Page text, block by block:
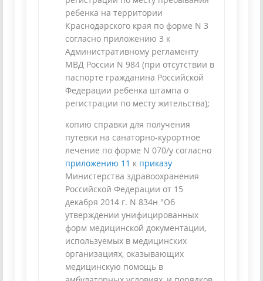
ребенка на территории
Краснодарского края по форме N 3
согласно приложению 3 к
Административному регламенту
МВД России N 984 (при отсутствии в
паспорте гражданина Российской
Федерации ребенка штампа о
регистрации по месту жительства);
копию справки для получения
путевки на санаторно-курортное
лечение по форме N 070/у согласно
приложению 11 к приказу
Министерства здравоохранения
Российской Федерации от 15
декабря 2014 г. N 834н "Об
утверждении унифицированных
форм медицинской документации,
используемых в медицинских
организациях, оказывающих
медицинскую помощь в